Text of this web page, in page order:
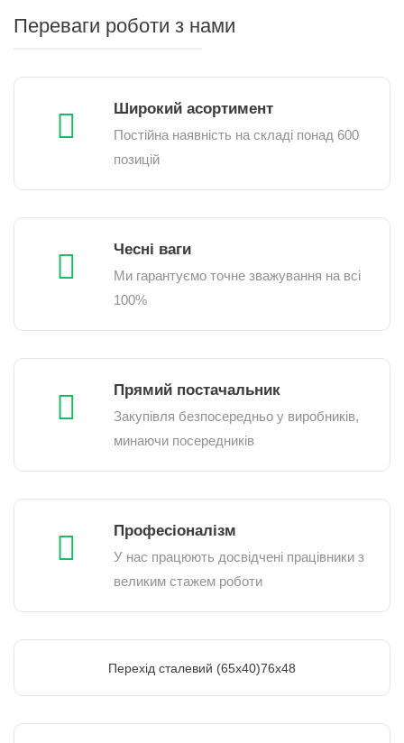
Переваги роботи з нами
Широкий асортимент
Постійна наявність на складі понад 600
позицій
Чесні ваги
Ми гарантуємо точне зважування на всі
100%
Прямий постачальник
Закупівля безпосередньо у виробників,
минаючи посередників
Професіоналізм
У нас працюють досвідчені працівники з
великим стажем роботи
Перехід сталевий (65х40)76х48